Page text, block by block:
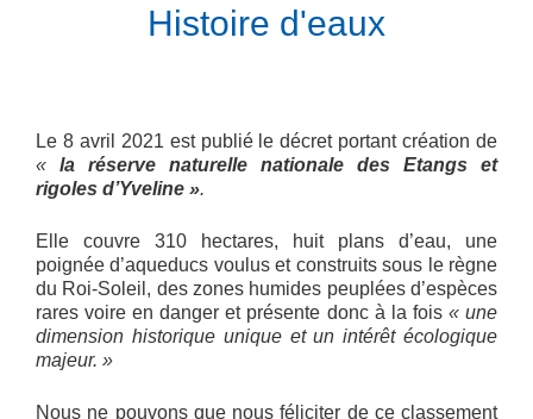
Histoire d'eaux
Le 8 avril 2021 est publié le décret portant création de
« la réserve naturelle nationale des Etangs et
rigoles d’Yveline ».
Elle couvre 310 hectares, huit plans d’eau, une
poignée d’aqueducs voulus et construits sous le règne
du Roi-Soleil, des zones humides peuplées d’espèces
rares voire en danger et présente donc à la fois « une
dimension historique unique et un intérêt écologique
majeur. »
Nous ne pouvons que nous féliciter de ce classement